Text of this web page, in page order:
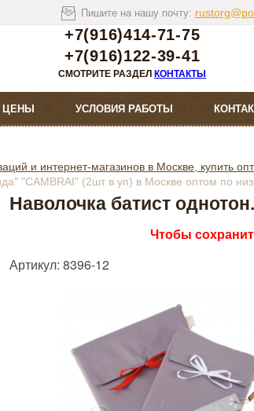
Пишите на нашу почту:
+7(916)414-71-75
+7(916)122-39-41
СМОТРИТЕ РАЗДЕЛКОНТАКТЫ
ЦЕНЫ УСЛОВИЯ РАБОТЫ
и интернет-магазинов в Москве, купить
"CAMBRAI" (2шт в уп) в Москве оптом по
Наволочка батист
Чтобы
Артикул: 8396-12